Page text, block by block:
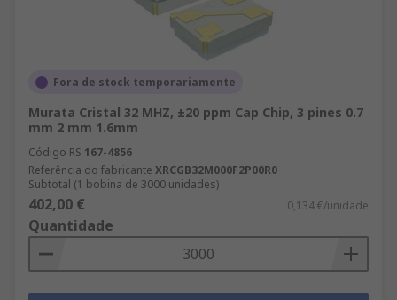
Fora de stock temporariamente
Murata Cristal 32 MHZ, ±20 ppm Cap Chip, 3 pines 0.7
mm 2 mm 1.6mm
Código RS 167-4856
Referência do fabricante XRCGB32M000F2P00R0
Subtotal (1 bobina de 3000 unidades)
402,00 € 0,134 €/unidade
Quantidade